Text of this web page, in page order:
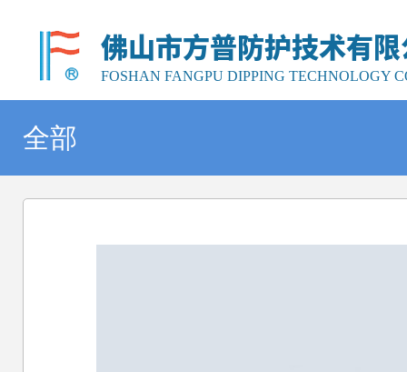
佛山市方普防护技术有限
FOSHAN FANGPU DIPPING TECHNOLOGY
全部